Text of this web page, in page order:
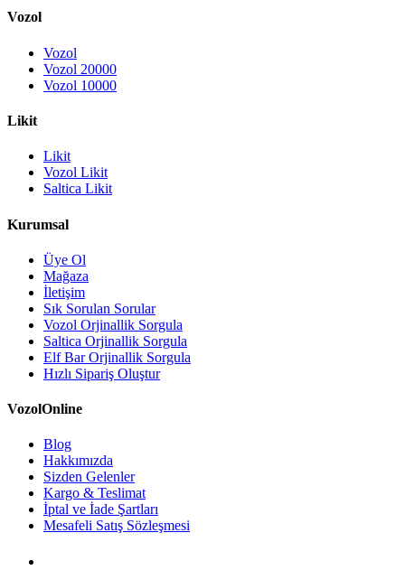
Vozol
Vozol
Vozol 20000
Vozol 10000
Likit
Likit
Vozol Likit
Saltica Likit
Kurumsal
Üye Ol
Mağaza
İletişim
Sık Sorulan Sorular
Vozol Orjinallik Sorgula
Saltica Orjinallik Sorgula
Elf Bar Orjinallik Sorgula
Hızlı Sipariş Oluştur
VozolOnline
Blog
Hakkımızda
Sizden Gelenler
Kargo & Teslimat
İptal ve İade Şartları
Mesafeli Satış Sözleşmesi